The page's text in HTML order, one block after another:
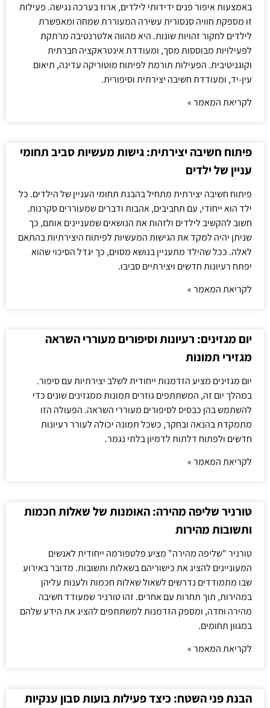
באמצעות איפור פנים ידידותי לילדים, ארוז בערכה נגישה. פעילות
זו מספקת חוויה סנסורית עשירה המעוררת שמחה ומאפשרת
לילדים לחקור זהויות שונות. היא מהווה אלטרנטיבה מרתקת
לפעילויות מבוססות מסך, ומעודדת אינטראקציה חברתית
וקוגניטיבית. הפעילות תורמת לפיתוח מוטוריקה עדינה, תיאום
עין-יד, ומעודדת חשיבה יצירתית וסיפורית.
לקריאת המאמר »
פיתוח חשיבה יצירתית: גישות מעשיות סביב תחומי
עניין של ילדים
פיתוח חשיבה יצירתית מתחיל בהבנת תחומי העניין של הילדים. כל
ילד הוא ייחודי, עם תחביבים, אהבות ודברים שמעוררים סקרנות.
חשוב להקשיב לילדים ולזהות את הנושאים שמעניינים אותם, כך
שניתן יהיה למקד את הגישות המעשיות לפיתוח היצירתיות בהתאם
לאלה. ככל שהילד מתעניין בנושא מסוים, כך יגדל הסיכוי שהוא
יפתח רעיונות חדשים ויצירתיים סביבו.
לקריאת המאמר »
יום מגזינים: רעיונות וסיפורים מעוררי השראה
מגזירי תמונות
יום מגזינים מציע הזדמנות ייחודית לשלב יצירתיות עם סיפור.
במהלך יום זה, המשתתפים גוזרים תמונות ממגזינים שונים כדי
להשתמש בהן כבסיס לסיפורים מעוררי השראה. הפעולה הזו
מתמקדת בהנאה ובחקר, כשכל תמונה יכולה לעורר רעיונות
חדשים ולפתוח דלתות לדמיון בלתי נגמר.
לקריאת המאמר »
טורניר שליפה מהירה: האומנות של שאלות חכמות
ותשובות מהירות
טורניר "שליפה מהירה" מציע פלטפורמה ייחודית לאנשים
המעוניינים להציג את כישוריהם בשאלות ותשובות. מדובר באירוע
שבו מתמודדים נדרשים לשאול שאלות חכמות ולענות עליהן
במהירות, תוך תחרות עם אחרים. זהו טורניר שמעודד חשיבה
מהירה וחדה, ומספק הזדמנות למשתתפים להציג את הידע שלהם
במגוון תחומים.
לקריאת המאמר »
הבנת פני השטח: כיצד פעילות בועות סבון ענקיות